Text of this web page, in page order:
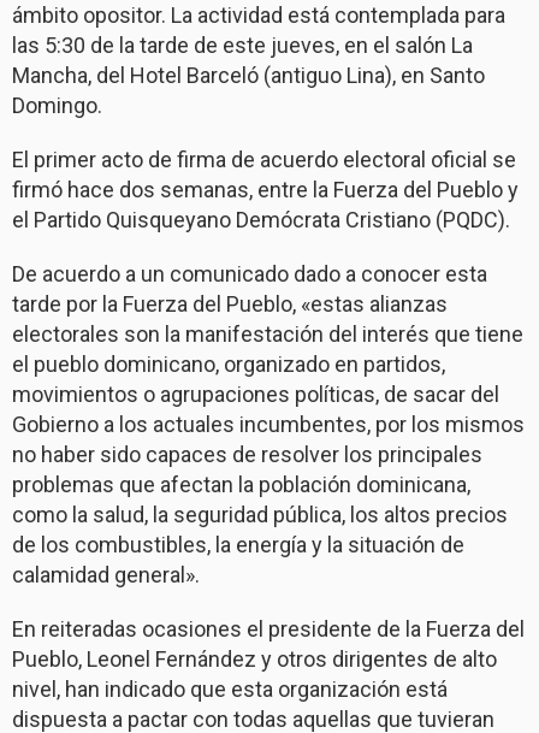
ámbito opositor. La actividad está contemplada para
las 5:30 de la tarde de este jueves, en el salón La
Mancha, del Hotel Barceló (antiguo Lina), en Santo
Domingo.
El primer acto de firma de acuerdo electoral oficial se
firmó hace dos semanas, entre la Fuerza del Pueblo y
el Partido Quisqueyano Demócrata Cristiano (PQDC).
De acuerdo a un comunicado dado a conocer esta
tarde por la Fuerza del Pueblo, «estas alianzas
electorales son la manifestación del interés que tiene
el pueblo dominicano, organizado en partidos,
movimientos o agrupaciones políticas, de sacar del
Gobierno a los actuales incumbentes, por los mismos
no haber sido capaces de resolver los principales
problemas que afectan la población dominicana,
como la salud, la seguridad pública, los altos precios
de los combustibles, la energía y la situación de
calamidad general».
En reiteradas ocasiones el presidente de la Fuerza del
Pueblo, Leonel Fernández y otros dirigentes de alto
nivel, han indicado que esta organización está
dispuesta a pactar con todas aquellas que tuvieran